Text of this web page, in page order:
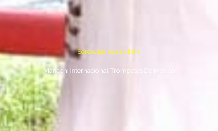
Serenatas desde $80
Mariachi Internacional Trompetas De Mexico